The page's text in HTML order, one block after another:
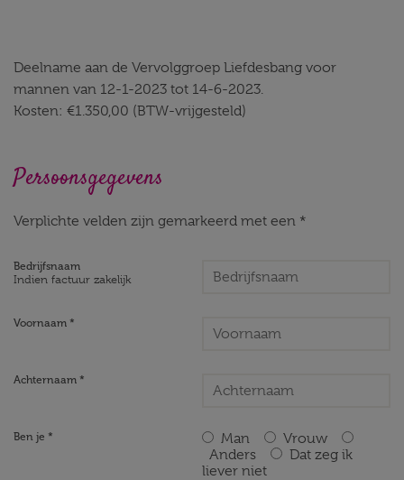
Deelname aan de Vervolggroep Liefdesbang voor
mannen van 12-1-2023 tot 14-6-2023.
Kosten: €1.350,00 (BTW-vrijgesteld)
Persoonsgegevens
Verplichte velden zijn gemarkeerd met een *
Bedrijfsnaam
Indien factuur zakelijk
Voornaam *
Achternaam *
Ben je * Man
Vrouw
Anders
Dat zeg ik
liever niet